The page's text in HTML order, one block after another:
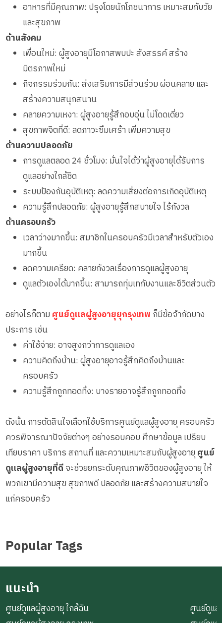
อาหารที่มีคุณภาพ: ปรุงโดยนักโภชนาการ เหมาะสมกับวัย
และสุขภาพ
ด้านสังคม
เพื่อนใหม่: ผู้สูงอายุมีโอกาสพบปะ สังสรรค์ สร้าง
มิตรภาพใหม่
กิจกรรมร่วมกัน: ส่งเสริมการมีส่วนร่วม ผ่อนคลาย และ
สร้างความสนุกสนาน
คลายความเหงา: ผู้สูงอายุรู้สึกอบอุ่น ไม่โดดเดี่ยว
สุขภาพจิตที่ดี: ลดภาวะซึมเศร้า เพิ่มความสุข
ด้านความปลอดภัย
การดูแลตลอด 24 ชั่วโมง: มั่นใจได้ว่าผู้สูงอายุได้รับการ
ดูแลอย่างใกล้ชิด
ระบบป้องกันอุบัติเหตุ: ลดความเสี่ยงต่อการเกิดอุบัติเหตุ
ความรู้สึกปลอดภัย: ผู้สูงอายุรู้สึกสบายใจ ไร้กังวล
ด้านครอบครัว
เวลาว่างมากขึ้น: สมาชิกในครอบครัวมีเวลาสำหรับตัวเอง
มากขึ้น
ลดความเครียด: คลายกังวลเรื่องการดูแลผู้สูงอายุ
ดูแลตัวเองได้มากขึ้น: สามารถทุ่มเทกับงานและชีวิตส่วนตัว
อย่างไรก็ตาม ศูนย์ดูแลผู้สูงอายุยุกรุงเทพ ก็มีข้อจำกัดบาง
ประการ เช่น
ค่าใช้จ่าย: อาจสูงกว่าการดูแลเอง
ความคิดถึงบ้าน: ผู้สูงอายุอาจรู้สึกคิดถึงบ้านและ
ครอบครัว
ความรู้สึกถูกทอดทิ้ง: บางรายอาจรู้สึกถูกทอดทิ้ง
ดังนั้น การตัดสินใจเลือกใช้บริการศูนย์ดูแลผู้สูงอายุ ครอบครัว
ควรพิจารณาปัจจัยต่างๆ อย่างรอบคอบ ศึกษาข้อมูล เปรียบ
เทียบราคา บริการ สถานที่ และความเหมาะสมกับผู้สูงอายุศูนย์
ดูแลผู้สูงอายุที่ดีจะช่วยยกระดับคุณภาพชีวิตของผู้สูงอายุ ให้
พวกเขามีความสุข สุขภาพดี ปลอดภัย และสร้างความสบายใจ
แก่ครอบครัว
Popular Tags
แนะนำ
ศูนย์ดูแลผู้สูงอายุ ใกล้ฉัน
ศูนย์ดูแ